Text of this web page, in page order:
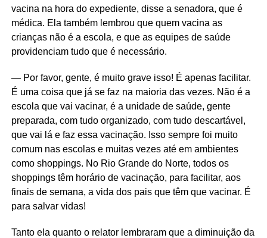
vacina na hora do expediente, disse a senadora, que é
médica. Ela também lembrou que quem vacina as
crianças não é a escola, e que as equipes de saúde
providenciam tudo que é necessário.
— Por favor, gente, é muito grave isso! É apenas facilitar.
É uma coisa que já se faz na maioria das vezes. Não é a
escola que vai vacinar, é a unidade de saúde, gente
preparada, com tudo organizado, com tudo descartável,
que vai lá e faz essa vacinação. Isso sempre foi muito
comum nas escolas e muitas vezes até em ambientes
como shoppings. No Rio Grande do Norte, todos os
shoppings têm horário de vacinação, para facilitar, aos
finais de semana, a vida dos pais que têm que vacinar. É
para salvar vidas!
Tanto ela quanto o relator lembraram que a diminuição da